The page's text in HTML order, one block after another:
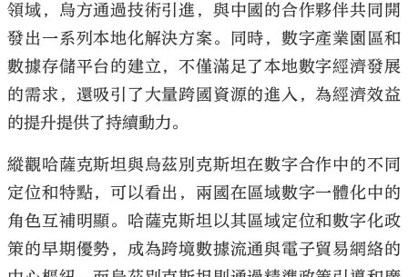
領域，烏方通過技術引進，與中國的合作夥伴共同開
發出一系列本地化解決方案。同時，數字產業園區和
數據存儲平台的建立，不僅滿足了本地數字經濟發展
的需求，還吸引了大量跨國資源的進入，為經濟效益
的提升提供了持續動力。
縱觀哈薩克斯坦與烏茲別克斯坦在數字合作中的不同
定位和特點，可以看出，兩國在區域數字一體化中的
角色互補明顯。哈薩克斯坦以其區域定位和數字化政
策的早期優勢，成為跨境數據流通與電子貿易網絡的